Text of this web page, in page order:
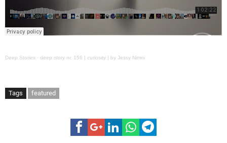
Deep Stories · deep story nr. 156 | curiosity | by Jessy Nimni
Tags featured